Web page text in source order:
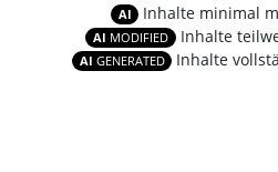
AI Inhalte minimal
AI MODIFIED Inhalte
AI GENERATED Inhalte